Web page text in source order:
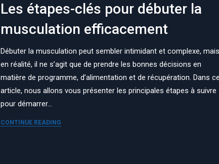
Les étapes-clés pour débuter la
musculation efficacement
Débuter la musculation peut sembler intimidant et complexe,
en réalité, il ne s’agit que de prendre les bonnes décisions en
matière de programme, d’alimentation et de récupération. Dans
article, nous allons vous présenter les principales étapes à suivre
pour démarrer…
CONTINUE READING